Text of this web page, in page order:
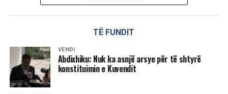
TË FUNDIT
VENDI
Abdixhiku: Nuk ka asnjë arsye për të shtyrë
konstituimin e Kuvendit